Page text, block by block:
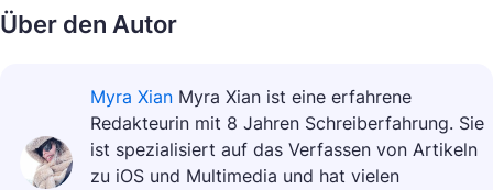
Über den Autor
Myra Xian Myra Xian ist eine erfahrene
Redakteurin mit 8 Jahren Schreiberfahrung. Sie
ist spezialisiert auf das Verfassen von Artikeln
zu iOS und Multimedia und hat vielen